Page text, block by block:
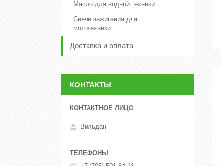
Масло для водной техники
Свечи зажигания для
мототехники
Доставка и оплата
КОНТАКТЫ
Вильдан